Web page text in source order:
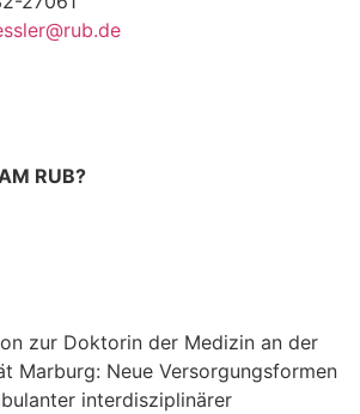
RUB?
zur Doktorin der Medizin an der
Marburg: Neue Versorgungsformen
interdisziplinärer